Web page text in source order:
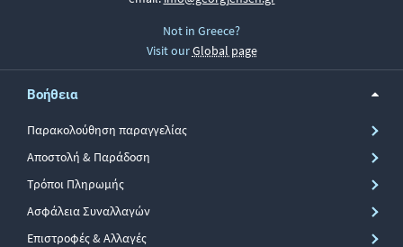
Not in Greece?
Visit ourGlobal page
Βοήθεια
Παρακολούθηση παραγγελίας
Αποστολή & Παράδοση
Τρόποι Πληρωμής
Ασφάλεια Συναλλαγών
Επιστροφές & Αλλαγές